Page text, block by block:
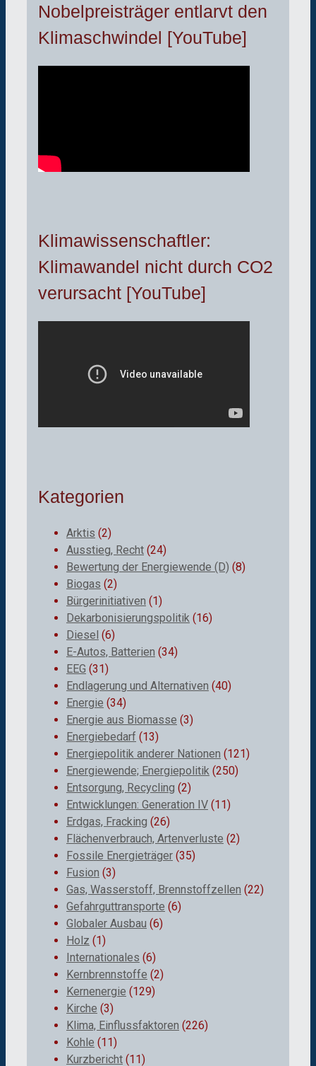
Nobelpreisträger entlarvt den
Klimaschwindel [YouTube]
Klimawissenschaftler:
Klimawandel nicht durch CO2
verursacht [YouTube]
Kategorien
Arktis (2)
Ausstieg, Recht (24)
Bewertung der Energiewende (D) (8)
Biogas (2)
Bürgerinitiativen (1)
Dekarbonisierungspolitik (16)
Diesel (6)
E-Autos, Batterien (34)
EEG (31)
Endlagerung und Alternativen (40)
Energie (34)
Energie aus Biomasse (3)
Energiebedarf (13)
Energiepolitik anderer Nationen (121)
Energiewende; Energiepolitik (250)
Entsorgung, Recycling (2)
Entwicklungen: Generation IV (11)
Erdgas, Fracking (26)
Flächenverbrauch, Artenverluste (2)
Fossile Energieträger (35)
Fusion (3)
Gas, Wasserstoff, Brennstoffzellen (22)
Gefahrguttransporte (6)
Globaler Ausbau (6)
Holz (1)
Internationales (6)
Kernbrennstoffe (2)
Kernenergie (129)
Kirche (3)
Klima, Einflussfaktoren (226)
Kohle (11)
Kurzbericht (11)